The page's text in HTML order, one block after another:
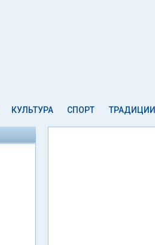
КУЛЬТУРА СПОРТ ТРАДИЦИИ